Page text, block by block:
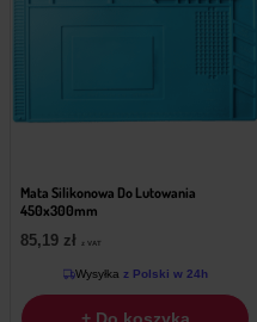
Mata Silikonowa Do Lutowania
450x300mm
85,19 zł z VAT
Wysyłka z Polski w 24h